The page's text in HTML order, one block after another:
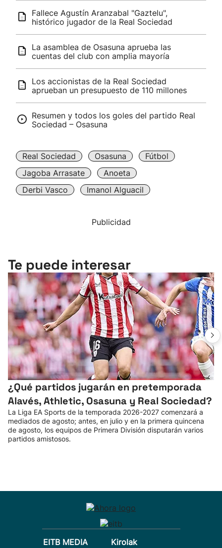
Fallece Agustín Aranzabal "Gaztelu",
histórico jugador de la Real Sociedad
La asamblea de Osasuna aprueba las
cuentas del club con amplia mayoría
Los accionistas de la Real Sociedad
aprueban un presupuesto de 110 millones
Resumen y todos los goles del partido Real
Sociedad – Osasuna
Real Sociedad Osasuna
Fútbol
Jagoba Arrasate
Anoeta
Derbi Vasco
Imanol Alguacil
Publicidad
Te puede interesar
¿Qué partidos jugarán en pretemporada
Alavés, Athletic, Osasuna y Real Sociedad?
La Liga EA Sports de la temporada 2026-2027 comenzará a
mediados de agosto; antes, en julio y en la primera quincena
de agosto, los equipos de Primera División disputarán varios
partidos amistosos.
EITB MEDIA Kirolak